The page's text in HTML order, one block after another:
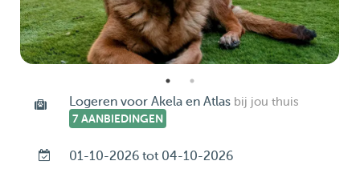
Logeren voor Akela en Atlas bij jou thuis
7 AANBIEDINGEN
01-10-2026 tot 04-10-2026